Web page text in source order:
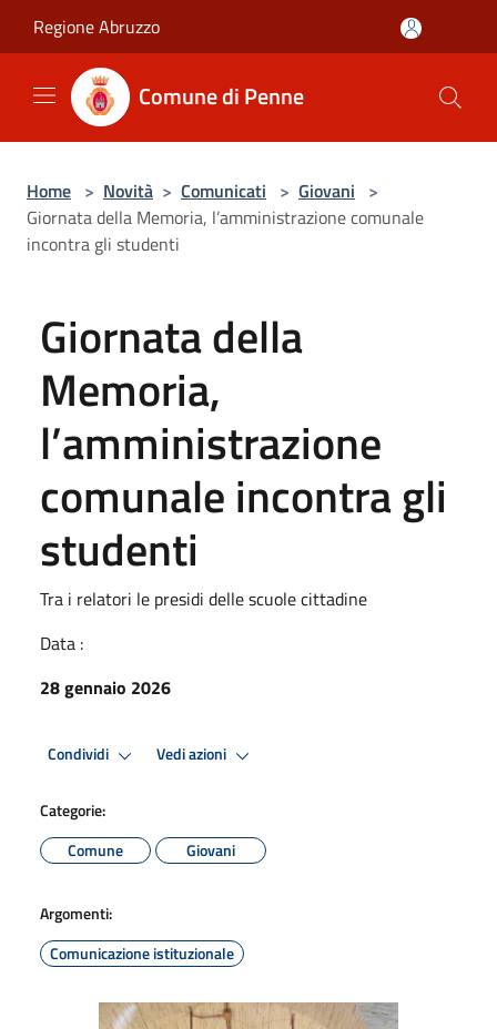
Regione Abruzzo
Comune di Penne
Home > Novità > Comunicati > Giovani >
Giornata della Memoria, l’amministrazione comunale
incontra gli studenti
Giornata della
Memoria,
l’amministrazione
comunale incontra gli
studenti
Tra i relatori le presidi delle scuole cittadine
Data :
28 gennaio 2026
Condividi Vedi azioni
Categorie:
Comune
Giovani
Argomenti:
Comunicazione istituzionale